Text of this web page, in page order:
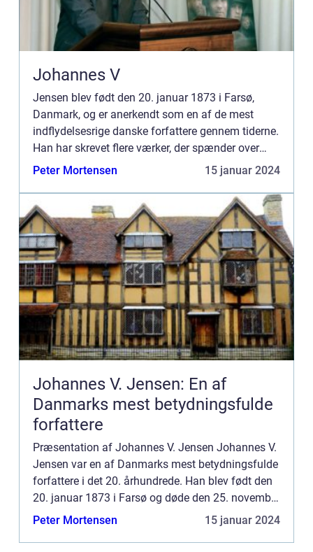
Johannes V
Jensen blev født den 20. januar 1873 i Farsø,
Danmark, og er anerkendt som en af de mest
indflydelsesrige danske forfattere gennem tiderne.
Han har skrevet flere værker, der spænder over
forskellige genrer som romaner, essays, digte og
Peter Mortensen 15 januar 2024
Johannes V. Jensen: En af
Danmarks mest betydningsfulde
forfattere
Præsentation af Johannes V. Jensen Johannes V.
Jensen var en af Danmarks mest betydningsfulde
forfattere i det 20. århundrede. Han blev født den
20. januar 1873 i Farsø og døde den 25. november
1950 i København. Jensen var en multikunstner,
Peter Mortensen 15 januar 2024